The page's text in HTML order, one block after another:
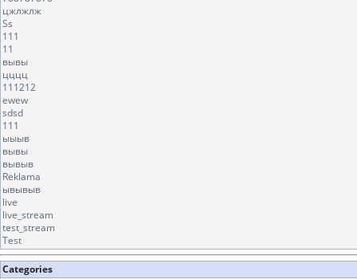
цжлжлж
Ss
111
11
вывы
цццц
111212
ewew
sdsd
111
ыыыв
вывы
вывыв
Reklama
ывывыв
live
live_stream
test_stream
Test
Categories